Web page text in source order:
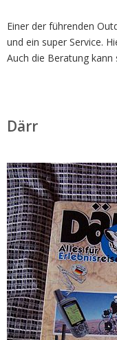
Einer der führenden
und ein super Service.
Auch die Beratung kann
Därr